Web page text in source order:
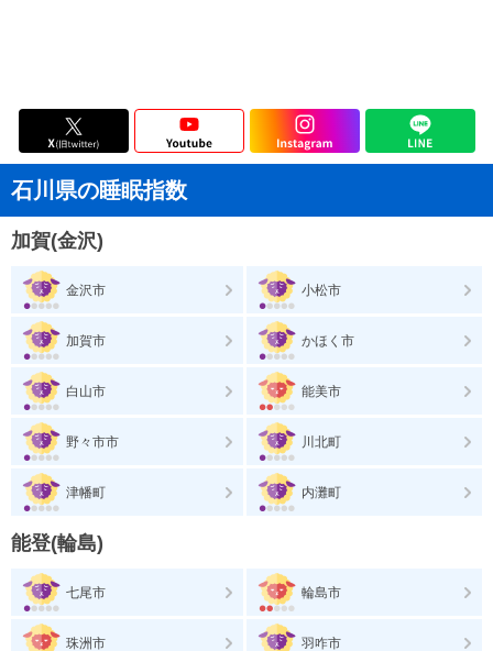
石川県の睡眠指数
加賀(金沢)
金沢市 小松市
加賀市 かほく市
白山市 能美市
野々市市 川北町
津幡町 内灘町
能登(輪島)
七尾市 輪島市
珠洲市 羽咋市